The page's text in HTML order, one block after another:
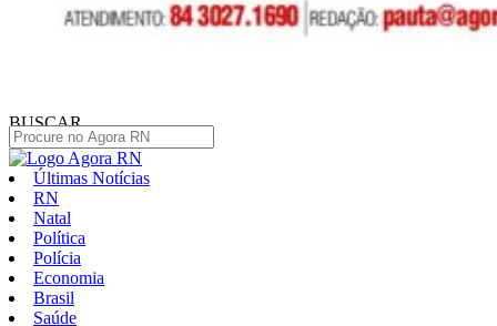
BUSCAR
Últimas Notícias
RN
Natal
Política
Polícia
Economia
Brasil
Saúde